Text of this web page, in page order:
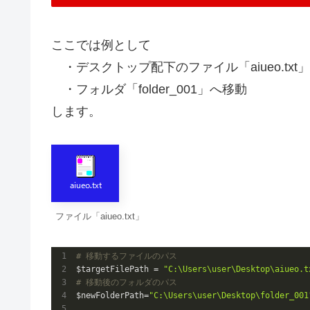
ここでは例として
・デスクトップ配下のファイル「aiueo.txt
・フォルダ「folder_001」へ移動
します。
ファイル「aiueo.txt」
# 移動するファイルのパス
$targetFilePath =
# 移動後のフォルダのパス
$newFolderPath=